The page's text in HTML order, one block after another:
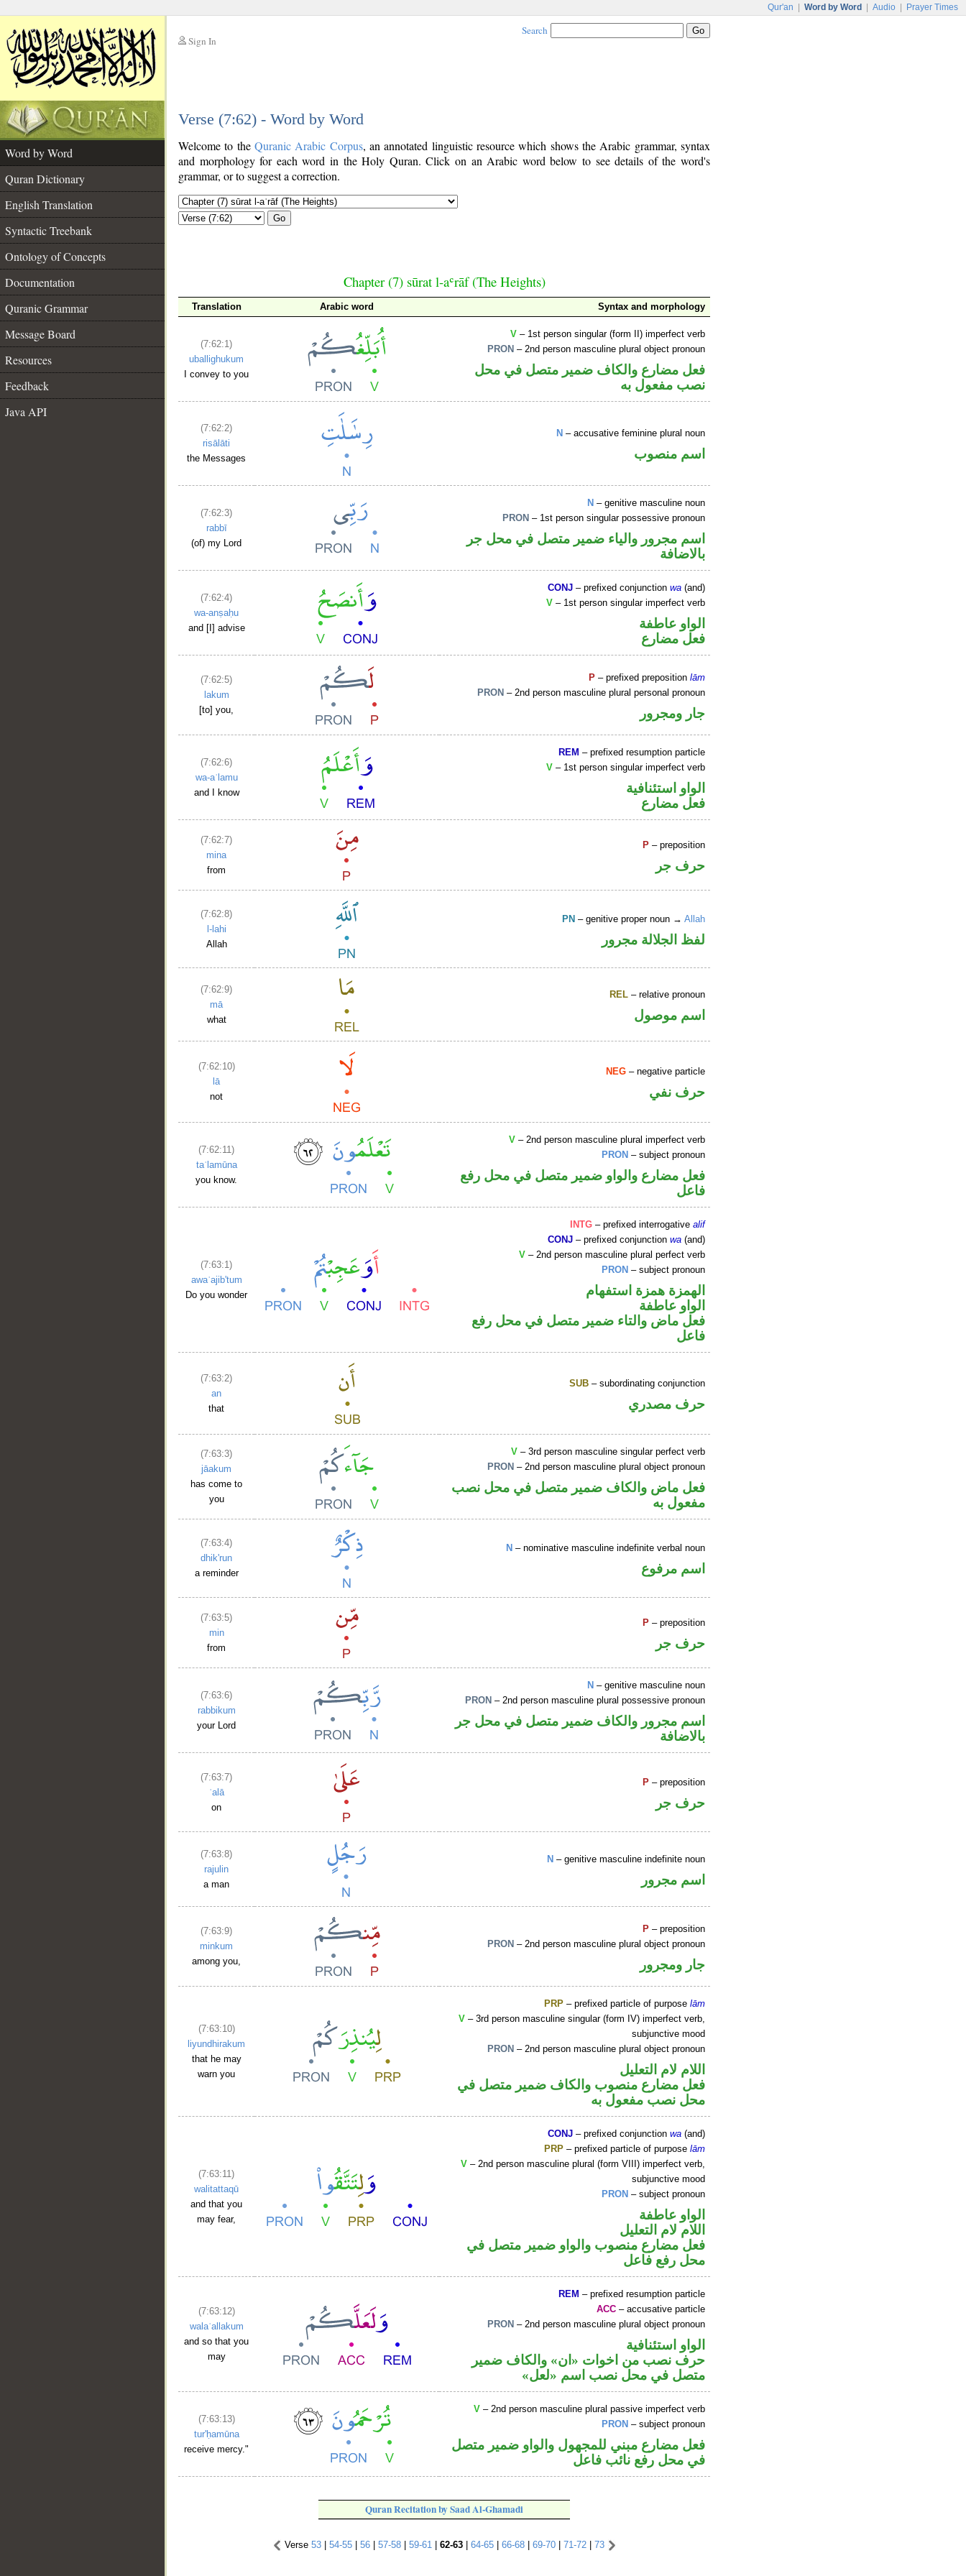
Qur'an Word by Word Audio Prayer Times
Sign In
Search
Verse (7:62) - Word by Word
Word by Word
Quran Dictionary
English Translation
Syntactic Treebank
Ontology of Concepts
Documentation
Quranic Grammar
Message Board
Resources
Feedback
Java API
Welcome to the Quranic Arabic Corpus, an annotated linguistic resource which shows the Arabic grammar, syntax
and morphology for each word in the Holy Quran. Click on an Arabic word below to see details of the word's
grammar, or to suggest a correction.
Go
Chapter (7) sūrat l-aʿrāf (The Heights)
Translation Arabic word Syntax and morphology
(7:62:1)
uballighukum
I convey to you
V – 1st person singular (form II) imperfect verb
PRON – 2nd person masculine plural object pronoun
فعل مضارع والكاف ضمير متصل في محل
نصب مفعول به
(7:62:2)
risālāti
the Messages
N – accusative feminine plural noun
اسم منصوب
(7:62:3)
rabbī
(of) my Lord
N – genitive masculine noun
PRON – 1st person singular possessive pronoun
اسم مجرور والياء ضمير متصل في محل جر
بالاضافة
(7:62:4)
wa-anṣaḥu
and [I] advise
CONJ – prefixed conjunctionwa (and)
V – 1st person singular imperfect verb
الواو عاطفة
فعل مضارع
(7:62:5)
lakum
[to] you,
P – prefixed prepositionlām
PRON – 2nd person masculine plural personal pronoun
جار ومجرور
(7:62:6)
wa-aʿlamu
and I know
REM – prefixed resumption particle
V – 1st person singular imperfect verb
الواو استئنافية
فعل مضارع
(7:62:7)
mina
from
P – preposition
حرف جر
(7:62:8)
l-lahi
Allah
PN – genitive proper noun →Allah
لفظ الجلالة مجرور
(7:62:9)
mā
what
REL – relative pronoun
اسم موصول
(7:62:10)
lā
not
NEG – negative particle
حرف نفي
(7:62:11)
taʿlamūna
you know.
V – 2nd person masculine plural imperfect verb
PRON – subject pronoun
فعل مضارع والواو ضمير متصل في محل رفع
فاعل
(7:63:1)
awaʿajib'tum
Do you wonder
INTG – prefixed interrogativealif
CONJ – prefixed conjunctionwa (and)
V – 2nd person masculine plural perfect verb
PRON – subject pronoun
الهمزة همزة استفهام
الواو عاطفة
فعل ماض والتاء ضمير متصل في محل رفع
فاعل
(7:63:2)
an
that
SUB – subordinating conjunction
حرف مصدري
(7:63:3)
jāakum
has come to
you
V – 3rd person masculine singular perfect verb
PRON – 2nd person masculine plural object pronoun
فعل ماض والكاف ضمير متصل في محل نصب
مفعول به
(7:63:4)
dhik'run
a reminder
N – nominative masculine indefinite verbal noun
اسم مرفوع
(7:63:5)
min
from
P – preposition
حرف جر
(7:63:6)
rabbikum
your Lord
N – genitive masculine noun
PRON – 2nd person masculine plural possessive pronoun
اسم مجرور والكاف ضمير متصل في محل جر
بالاضافة
(7:63:7)
ʿalā
on
P – preposition
حرف جر
(7:63:8)
rajulin
a man
N – genitive masculine indefinite noun
اسم مجرور
(7:63:9)
minkum
among you,
P – preposition
PRON – 2nd person masculine plural object pronoun
جار ومجرور
(7:63:10)
liyundhirakum
that he may
warn you
PRP – prefixed particle of purposelām
V – 3rd person masculine singular (form IV) imperfect verb,
subjunctive mood
PRON – 2nd person masculine plural object pronoun
اللام لام التعليل
فعل مضارع منصوب والكاف ضمير متصل في
محل نصب مفعول به
(7:63:11)
walitattaqū
and that you
may fear,
CONJ – prefixed conjunctionwa (and)
PRP – prefixed particle of purposelām
V – 2nd person masculine plural (form VIII) imperfect verb,
subjunctive mood
PRON – subject pronoun
الواو عاطفة
اللام لام التعليل
فعل مضارع منصوب والواو ضمير متصل في
محل رفع فاعل
(7:63:12)
walaʿallakum
and so that you
may
REM – prefixed resumption particle
ACC – accusative particle
PRON – 2nd person masculine plural object pronoun
الواو استئنافية
حرف نصب من اخوات «ان» والكاف ضمير
متصل في محل نصب اسم «لعل»
(7:63:13)
tur'ḥamūna
receive mercy."
V – 2nd person masculine plural passive imperfect verb
PRON – subject pronoun
فعل مضارع مبني للمجهول والواو ضمير متصل
في محل رفع نائب فاعل
Quran Recitation by Saad Al-Ghamadi
Verse 53| 54-55| 56| 57-58| 59-61 62-63| 64-65| 66-68| 69-70| 71-72| 73